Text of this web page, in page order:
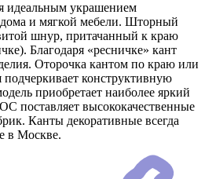
идеальным украшением
и мягкой мебели. Шторный
шнур, притачанный к краю
Благодаря «ресничке» кант
Оторочка кантом по краю или
подчеркивает конструктивную
приобретает наиболее яркий
поставляет высококачественные
Канты декоративные всегда
в Москве.